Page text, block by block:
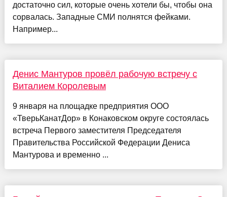
достаточно сил, которые очень хотели бы, чтобы она
сорвалась. Западные СМИ полнятся фейками.
Например...
Денис Мантуров провёл рабочую встречу с
Виталием Королевым
9 января на площадке предприятия ООО
«ТверьКанатДор» в Конаковском округе состоялась
встреча Первого заместителя Председателя
Правительства Российской Федерации Дениса
Мантурова и временно ...